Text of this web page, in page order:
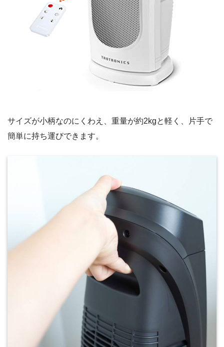
サイズが小柄なのにくわえ、重量が約2kgと軽く、片手で
簡単に持ち運びできます。